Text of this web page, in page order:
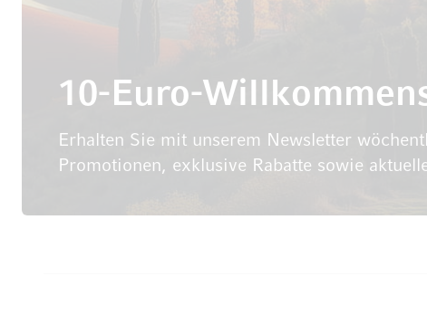
10-Euro-
Erhalten Sie mit unserem Newsletter
Promotionen, exklusive Rabatte sowie